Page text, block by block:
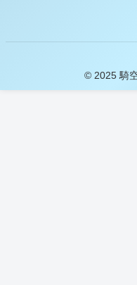
© 2025 騎